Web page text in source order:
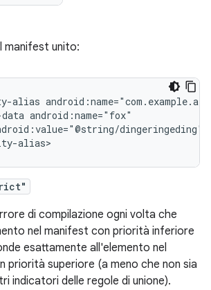
manifest unito:
alias
data
dingeringeding"/
alias>
di compilazione ogni volta che
nel manifest con priorità inferiore
esattamente all'elemento nel
priorità superiore (a meno che non sia
indicatori delle regole di unione).